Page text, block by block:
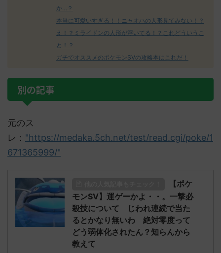
か…？
本当に可愛いすぎる！！ニャオハの人形見てみない！？
え！？ミライドンの人形が浮いてる！？これどういうこ
と！？
ガチでオススメのポケモンSVの攻略本はこれだ！
別の記事
元のス
レ： "https://medaka.5ch.net/test/read.cgi/poke/1
671365999/"
【ポケ
モンSV】運ゲーかよ・・。一撃必
殺技について じわれ連続で当た
るとかなり無いわ 絶対零度って
どう弱体化されたん？知らんから
教えて